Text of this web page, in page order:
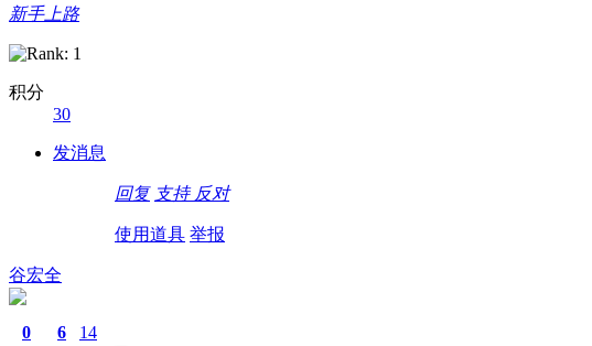
新手上路
积分
30
发消息
回复 支持 反对
使用道具 举报
谷宏全
0 6 14